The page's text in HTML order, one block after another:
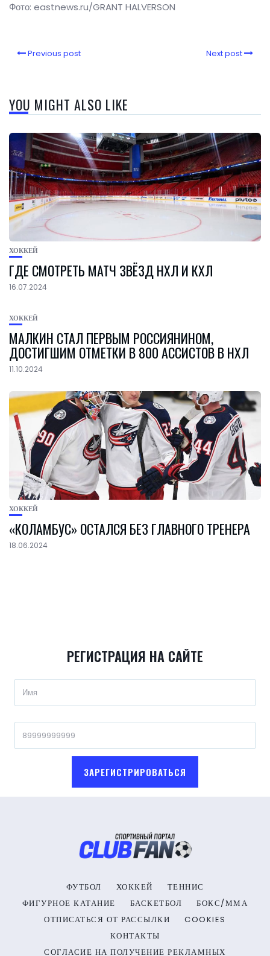
Фото: eastnews.ru/GRANT HALVERSON
Previous post Next post
YOU MIGHT ALSO LIKE
ХОККЕЙ
ГДЕ СМОТРЕТЬ МАТЧ ЗВЁЗД НХЛ И КХЛ
16.07.2024
ХОККЕЙ
МАЛКИН СТАЛ ПЕРВЫМ РОССИЯНИНОМ,
ДОСТИГШИМ ОТМЕТКИ В 800 АССИСТОВ В НХЛ
11.10.2024
ХОККЕЙ
«КОЛАМБУС» ОСТАЛСЯ БЕЗ ГЛАВНОГО ТРЕНЕРА
18.06.2024
РЕГИСТРАЦИЯ НА САЙТЕ
ЗАРЕГИСТРИРОВАТЬСЯ
ФУТБОЛ ХОККЕЙ
ТЕННИС
ФИГУРНОЕ КАТАНИЕ
БАСКЕТБОЛ
БОКС/ММА
ОТПИСАТЬСЯ ОТ РАССЫЛКИ
COOKIES
КОНТАКТЫ
СОГЛАСИЕ НА ПОЛУЧЕНИЕ РЕКЛАМНЫХ